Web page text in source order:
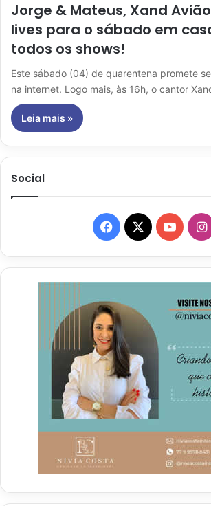
Jorge & Mateus, Xand
lives para o sábado em
todos os shows!
Este sábado (04) de quarentena promete
na internet. Logo mais, às 16h, o cantor
Leia mais »
Social
Facebook
X